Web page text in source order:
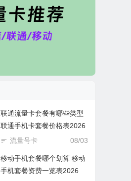
联通流量卡套餐有哪些类型
联通手机卡套餐价格表2026
08/03
流量号卡
移动手机套餐哪个划算 移动
手机套餐资费一览表2026